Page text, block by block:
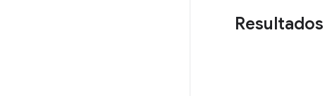
Resultados